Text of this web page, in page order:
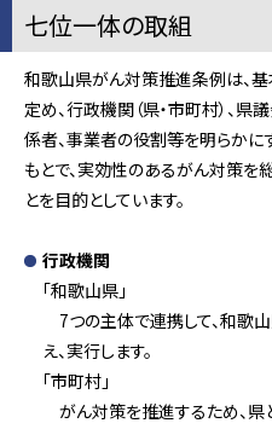
七位一体の取組
和歌山県がん対策推進条例は、
定め、行政機関（県・市町村）、
係者、事業者の役割等を明らかに
もとで、実効性のあるがん対策
とを目的としています。
行政機関
「和歌山県」
7つの主体で連携して、和歌
え、実行します。
「市町村」
がん対策を推進するため、県